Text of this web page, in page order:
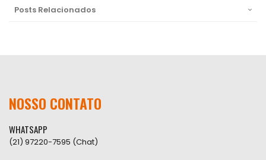
Posts Relacionados
NOSSO CONTATO
WHATSAPP
(21) 97220-7595 (Chat)